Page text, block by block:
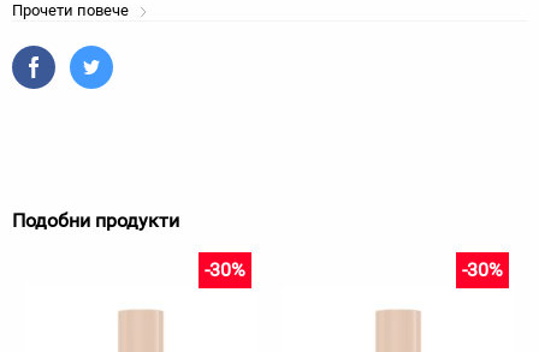
Прочети повече
Подобни продукти
-30% -30%